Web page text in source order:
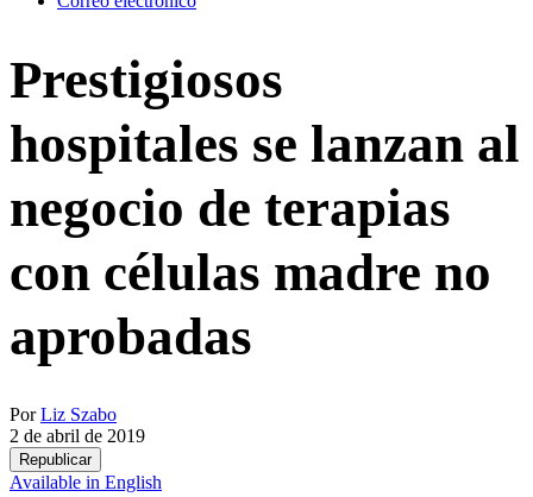
Prestigiosos
hospitales se lanzan al
negocio de terapias
con células madre no
aprobadas
PorLiz Szabo
2 de abril de 2019
Republicar
Available in English